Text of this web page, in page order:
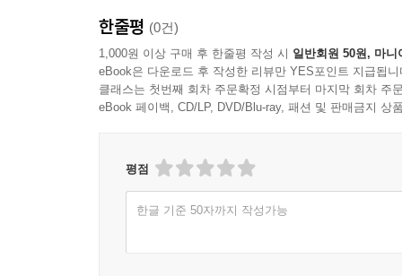
한줄평 (0건)
1,000원 이상 구매 후 한줄평 작성 시 일반회원 50원, 마니
eBook은 다운로드 후 작성한 리뷰만 YES포인트 지급됩니
클래스는 첫번째 회차 주문확정 시점부터 마지막 회차 주
eBook 페이백, CD/LP, DVD/Blu-ray, 패션 및 판매금지 상
평점
한글 기준 50자까지 작성가능